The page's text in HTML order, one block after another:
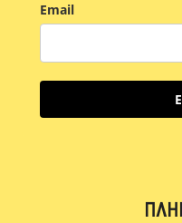
Email